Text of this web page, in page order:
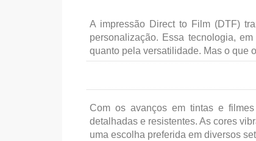
A impressão Direct to Film (DTF)
personalização. Essa tecnologia,
quanto pela versatilidade. Mas o que
Com os avanços em tintas e
detalhadas e resistentes. As cores
uma escolha preferida em diversos